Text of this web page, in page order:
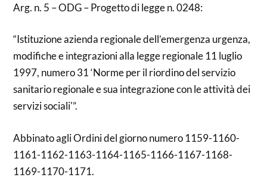
Arg. n. 5 – ODG – Progetto di legge n. 0248:
“Istituzione azienda regionale dell’emergenza urgenza,
modifiche e integrazioni alla legge regionale 11 luglio
1997, numero 31 ‘Norme per il riordino del servizio
sanitario regionale e sua integrazione con le attività dei
servizi sociali'”.
Abbinato agli Ordini del giorno numero 1159-1160-
1161-1162-1163-1164-1165-1166-1167-1168-
1169-1170-1171.